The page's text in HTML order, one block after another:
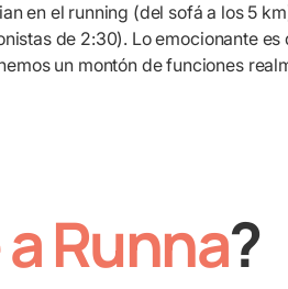
en el running (del sofá a los 5
de 2:30). Lo emocionante es
un montón de funciones
Runna?